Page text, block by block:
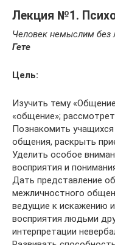
Лекция №1.
Человек немыслим без
Гете
Цель:
Изучить тему
«общение»;
Познакомить
общения, раскрыть
Уделить особое
восприятия и
Дать представление
межличностного
ведущие к искажению
восприятия людьми
интерпретации